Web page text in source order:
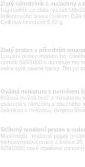
Zlatý náhrdelník s malachity a
Náhrdelník ze zlata ryzosti 585/
briliantového brusu (celkem 0,24
Celková hmotnost 5,82 g.
Zlatý prsten s přírodním
Luxusní prsten moderního,
ryzosti 585/1000 a dominuje mu
velmi syté zelené barvy. Ten po
Oválná miniatura s portrétem
Krásná oválná brož s miniaturou
osazena v rámečku z obecného
čelenkou s hvězdou, dvojitou
Stříbrný moderní prsten s
Masivnější, moderně pojatý
mimoevropská práce z konce
925/1000; nově opatřeno